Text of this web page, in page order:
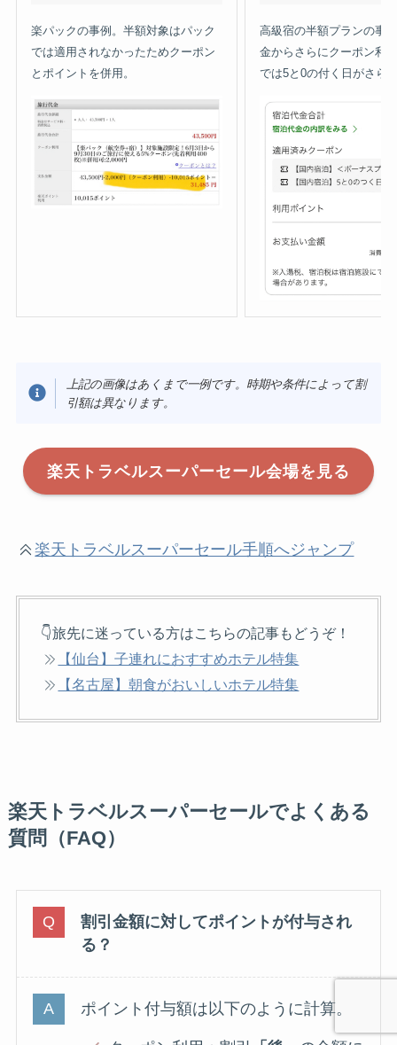
楽パックの事例。半額対象はパック
では適用されなかったためクーポン
とポイントを併用。
高級宿の半額プランの事
金からさらにクーポン利
では5と0の付く日がさら
上記の画像はあくまで一例です。時期や条件によって割
引額は異なります。
楽天トラベルスーパーセール会場を見る
楽天トラベルスーパーセール手順へジャンプ
👇旅先に迷っている方はこちらの記事もどうぞ！
【仙台】子連れにおすすめホテル特集
【名古屋】朝食がおいしいホテル特集
楽天トラベルスーパーセールでよくある
質問（FAQ）
割引金額に対してポイントが付与され
る？
ポイント付与額は以下のように計算。